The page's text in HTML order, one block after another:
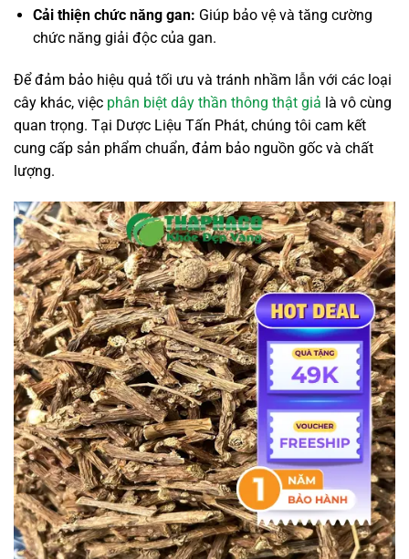
Cải thiện chức năng gan: Giúp bảo vệ và tăng cường
chức năng giải độc của gan.
Để đảm bảo hiệu quả tối ưu và tránh nhầm lẫn với các loại
cây khác, việc phân biệt dây thần thông thật giả là vô cùng
quan trọng. Tại Dược Liệu Tấn Phát, chúng tôi cam kết
cung cấp sản phẩm chuẩn, đảm bảo nguồn gốc và chất
lượng.